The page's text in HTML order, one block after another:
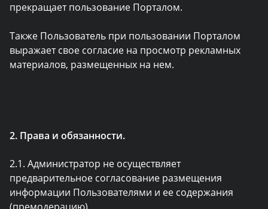
прекращает пользование Порталом.
Также Пользователь при пользовании Порталом
выражает свое согласие на просмотр рекламных
материалов, размещенных на нем.
2. Права и обязанности.
2.1. Администратор не осуществляет
предварительное согласование размещения
информации Пользователями и ее содержания